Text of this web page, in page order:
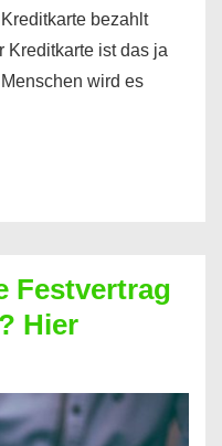
bezahlt
Kreditkarte ist das ja
wird es
Festvertrag
Hier